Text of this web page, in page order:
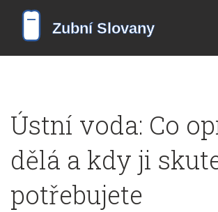
Ústní voda: Co
dělá a kdy ji
potřebujete